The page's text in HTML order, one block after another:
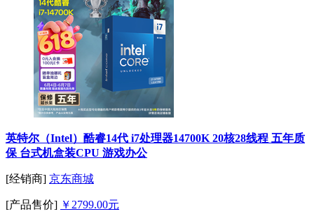
英特尔（Intel）酷睿14代 i7处理器14700K 20核28线程 五年质
保 台式机盒装CPU 游戏办公
[经销商] 京东商城
[产品售价] ￥2799.00元